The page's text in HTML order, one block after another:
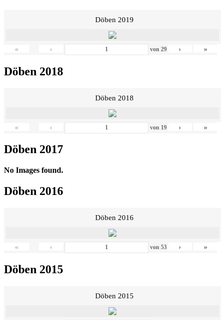
Döben 2019
« ‹ von 29 › »
Döben 2018
Döben 2018
« ‹ von 19 › »
Döben 2017
No Images found.
Döben 2016
Döben 2016
« ‹ von 53 › »
Döben 2015
Döben 2015